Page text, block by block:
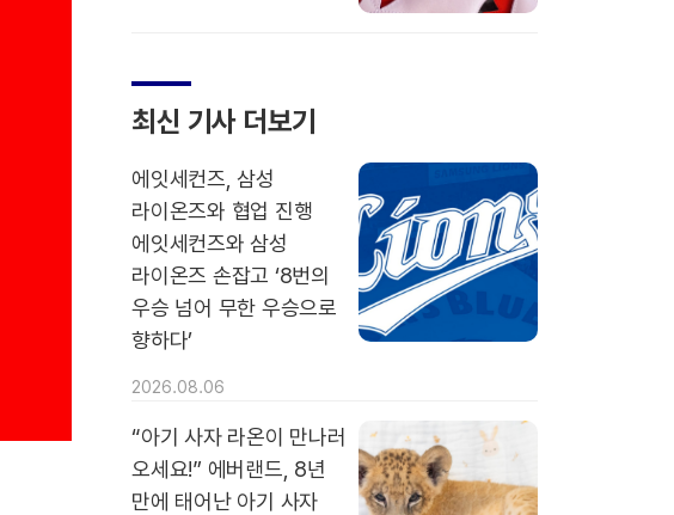
최신 기사 더보기
에잇세컨즈, 삼성
라이온즈와 협업 진행
에잇세컨즈와 삼성
라이온즈 손잡고 ‘8번의
우승 넘어 무한 우승으로
향하다’
2026.08.06
“아기 사자 라온이 만나러
오세요!” 에버랜드, 8년
만에 태어난 아기 사자